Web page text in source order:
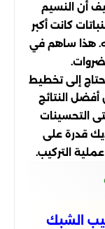
أن النسيم
كانت أكبر
هذا ساهم في
إلى تخطيط
النتائج
التحسينات
قدرة على
التركيب.
الشبك